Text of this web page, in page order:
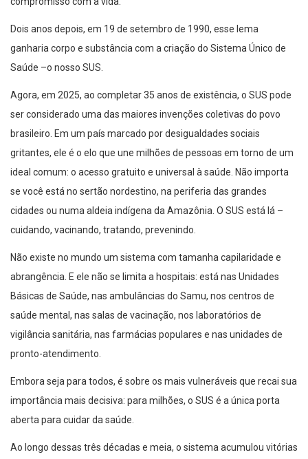
ganharia corpo e substância com a criação do Sistema Único de
Saúde –o nosso SUS.
ser considerado uma das maiores invenções coletivas do povo
brasileiro. Em um país marcado por desigualdades sociais
gritantes, ele é o elo que une milhões de pessoas em torno de um
ideal comum: o acesso gratuito e universal à saúde. Não importa
se você está no sertão nordestino, na periferia das grandes
cidades ou numa aldeia indígena da Amazônia. O SUS está lá –
cuidando, vacinando, tratando, prevenindo.
abrangência. E ele não se limita a hospitais: está nas Unidades
Básicas de Saúde, nas ambulâncias do Samu, nos centros de
saúde mental, nas salas de vacinação, nos laboratórios de
vigilância sanitária, nas farmácias populares e nas unidades de
pronto-atendimento.
importância mais decisiva: para milhões, o SUS é a única porta
aberta para cuidar da saúde.
que transformaram o Brasil. Foi assim quando, num gesto